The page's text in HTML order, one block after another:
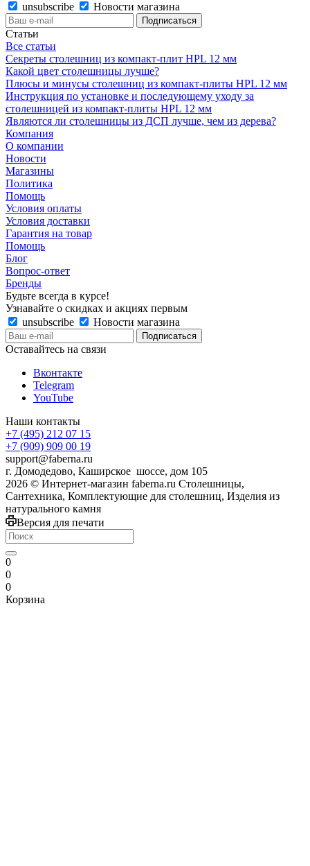
unsubscribe
Новости магазина
Статьи
Все статьи
Секреты столешниц из компакт-плит HPL 12 мм
Какой цвет столешницы лучше?
Плюсы и минусы столешниц из компакт-плиты HPL 12 мм
Инструкция по установке и последующему уходу за
столешницей из компакт-плиты HPL 12 мм
Являются ли столешницы из ДСП лучше, чем из дерева?
Компания
О компании
Новости
Магазины
Политика
Помощь
Условия оплаты
Условия доставки
Гарантия на товар
Помощь
Блог
Вопрос-ответ
Бренды
Будьте всегда в курсе!
Узнавайте о скидках и акциях первым
unsubscribe
Новости магазина
Оставайтесь на связи
Вконтакте
Telegram
YouTube
Наши контакты
+7 (495) 212 07 15
+7 (909) 909 00 19
support@faberna.ru
г. Домодедово, Каширское шоссе, дом 105
2026 © Интернет-магазин faberna.ru Столешницы,
Сантехника, Комплектующие для столешниц, Изделия из
натурального камня
Версия для печати
0
0
0
Корзина